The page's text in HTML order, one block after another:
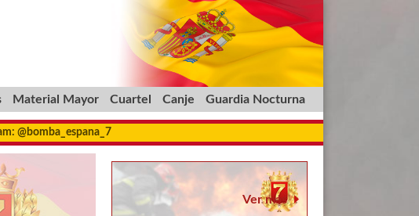
Material Mayor Cuartel Canje Guardia Nocturna
@bomba_espana_7
Ver más